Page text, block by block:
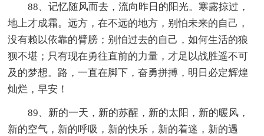
88、记忆随风而去，流向昨日的阳光。寒露掠过，
地上才成霜。远方，在不远的地方，别怕未来的自己，
没有赖以依靠的臂膀；别怕过去的自己，如何生活的狼
狈不堪；只有现在勇往直前的力量，才足以战胜遥不可
及的梦想。路，一直在脚下，奋勇拼搏，明日必定辉煌
灿烂，早安！
89、新的一天，新的苏醒，新的太阳，新的暖风，
新的空气，新的呼吸，新的快乐，新的着迷，新的遇